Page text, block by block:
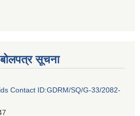
सूचना
Contact ID:GDRM/SQ/G-33/2082-